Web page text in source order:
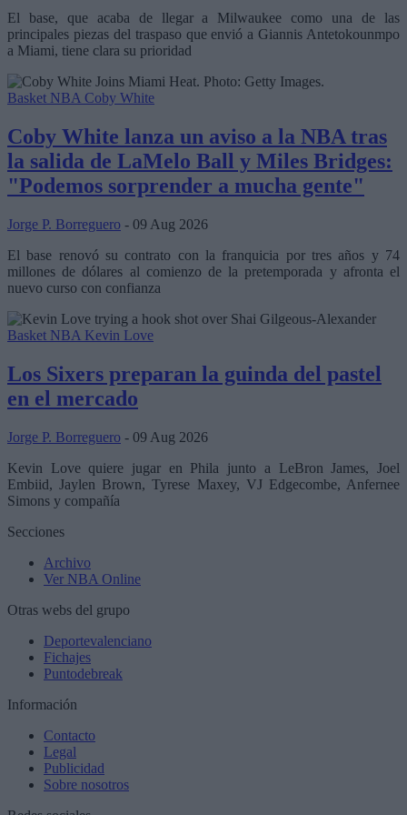
El base, que acaba de llegar a Milwaukee como una de las
principales piezas del traspaso que envió a Giannis Antetokounmpo
a Miami, tiene clara su prioridad
Basket NBA Coby White
Coby White lanza un aviso a la NBA tras
la salida de LaMelo Ball y Miles Bridges:
"Podemos sorprender a mucha gente"
Jorge P. Borreguero - 09 Aug 2026
El base renovó su contrato con la franquicia por tres años y 74
millones de dólares al comienzo de la pretemporada y afronta el
nuevo curso con confianza
Basket NBA Kevin Love
Los Sixers preparan la guinda del pastel
en el mercado
Jorge P. Borreguero - 09 Aug 2026
Kevin Love quiere jugar en Phila junto a LeBron James, Joel
Embiid, Jaylen Brown, Tyrese Maxey, VJ Edgecombe, Anfernee
Simons y compañía
Secciones
Archivo
Ver NBA Online
Otras webs del grupo
Deportevalenciano
Fichajes
Puntodebreak
Información
Contacto
Legal
Publicidad
Sobre nosotros